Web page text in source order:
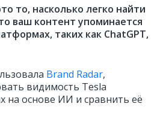
то, насколько легко найти
ваш контент упоминается
таких как ChatGPT,
Brand Radar,
видимость Tesla
на основе ИИ и сравнить её